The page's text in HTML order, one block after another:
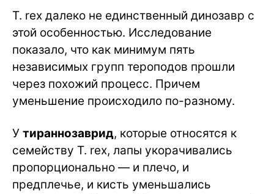
T. rex далеко не единственный динозавр с
этой особенностью. Исследование
показало, что как минимум пять
независимых групп тероподов прошли
через похожий процесс. Причем
уменьшение происходило по-разному.
У тираннозаврид, которые относятся к
семейству T. rex, лапы укорачивались
пропорционально — и плечо, и
предплечье, и кисть уменьшались